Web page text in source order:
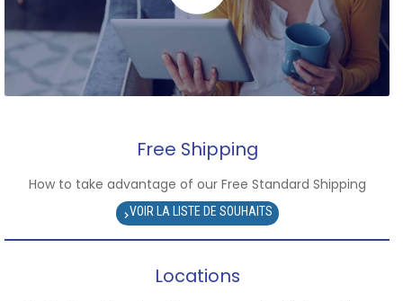
Free Shipping
How to take advantage of our Free Standard Shipping
Locations